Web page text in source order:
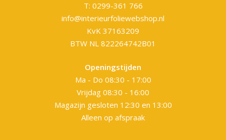
T: 0299-361 766
info@interieurfoliewebshop.nl
KvK 37163209
BTW NL 822264742B01
Openingstijden
Ma - Do 08:30 - 17:00
Vrijdag 08:30 - 16:00
Magazijn gesloten 12:30 en 13:00
Alleen op afspraak